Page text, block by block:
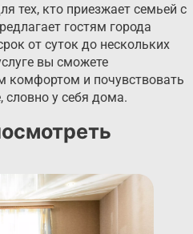
тех, кто приезжает семьей с
гостям города
от суток до нескольких
вы сможете
комфортом и почувствовать
словно у себя дома.